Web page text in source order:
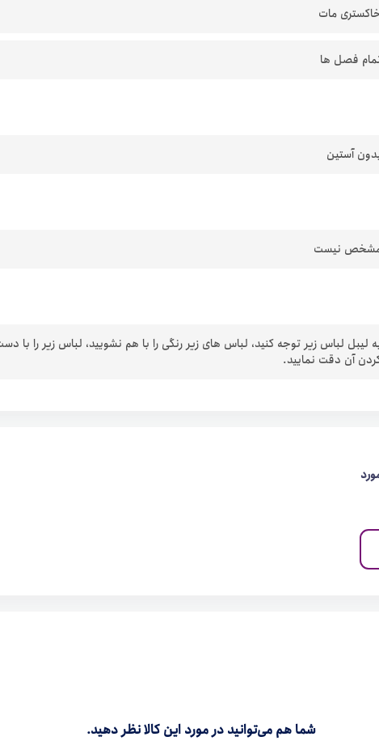
مات
فصل ها
آستین
نیست
لیبل لباس زیر توجه کنید، لباس های زیر رنگی را با هم نشویید، لباس زیر را
آن دقت نمایید.
شما هم می‌توانید در مورد این کالا نظر دهید.